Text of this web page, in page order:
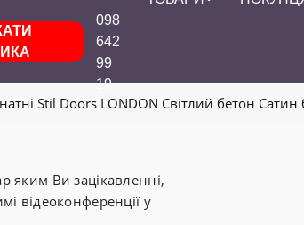
098
642
99
19
Stil Doors LONDON Світлий бетон Сатин
яким Ви зацікавленні,
відеоконференції у